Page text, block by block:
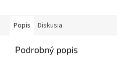
Popis Diskusia
Podrobný popis